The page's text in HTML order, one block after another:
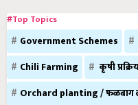
#Top Topics
Government Schemes
Chili Farming
कृषी
Orchard planting / फळबाग